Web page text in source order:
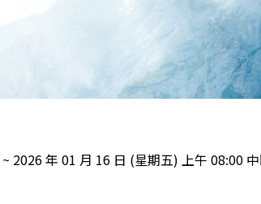
年 01 月 16 日 (星期五) 上午 08:00